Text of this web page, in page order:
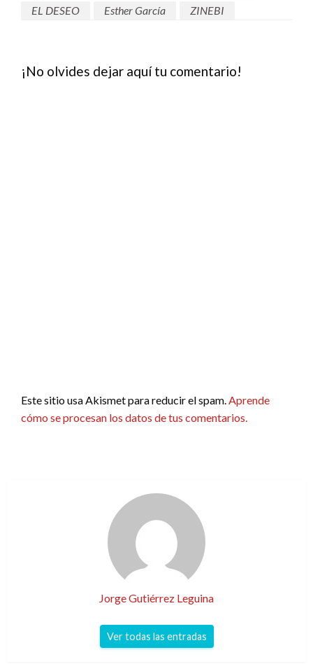
EL DESEO
Esther García ZINEBI
¡No olvides dejar aquí tu comentario!
Este sitio usa Akismet para reducir el spam.Aprende
cómo se procesan los datos de tus comentarios.
Jorge Gutiérrez Leguina
Ver todas las entradas